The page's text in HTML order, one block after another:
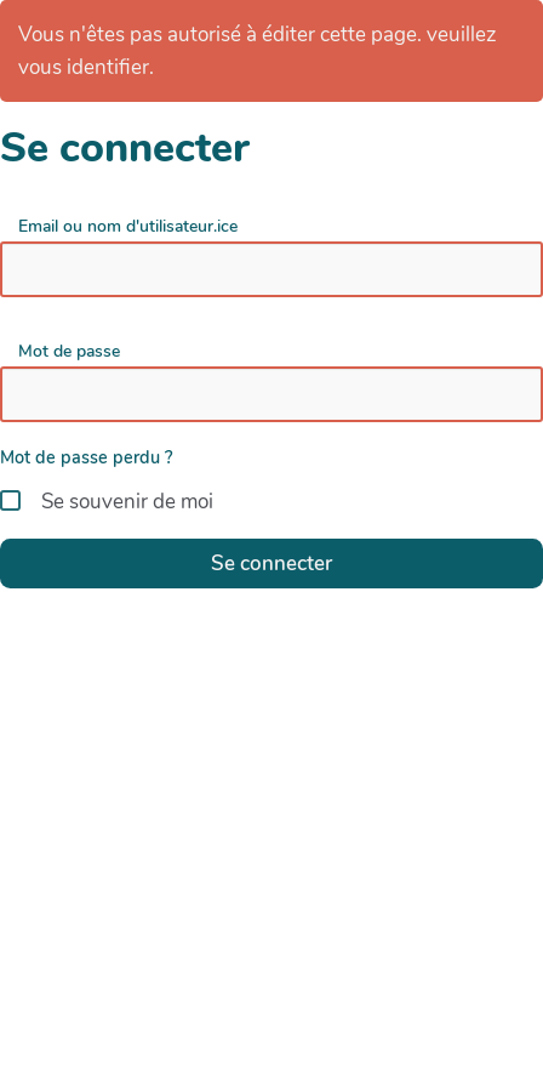
Vous n'êtes pas autorisé à éditer cette page. veuillez
vous identifier.
Se connecter
Email ou nom d'utilisateur.ice
Mot de passe
Mot de passe perdu ?
Se souvenir de moi
Se connecter